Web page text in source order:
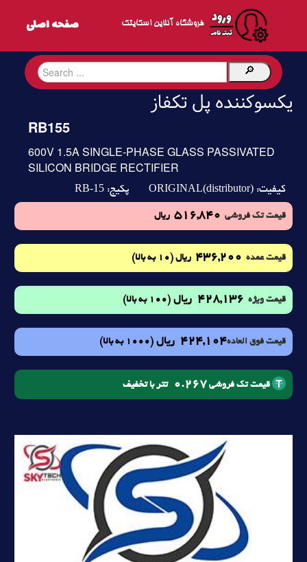
فروشگاه آنلاین اسکایتک
یکسوکننده پل تکفاز
RB155
600V 1.5A SINGLE-PHASE GLASS PASSIVATED
SILICON BRIDGE RECTIFIER
کیفیت: ORIGINAL(distributor) پکیج: RB-15
قیمت تک فروشی 516,840 ریال
قیمت عمده 436,200 ریال (10 به بالا)
قیمت ویژه 428,136 ریال (100 به بالا)
قیمت فوق العاده424,104 ریال (1000 به بالا)
قیمت تک فروشی 0.267 تتر با تخفیف